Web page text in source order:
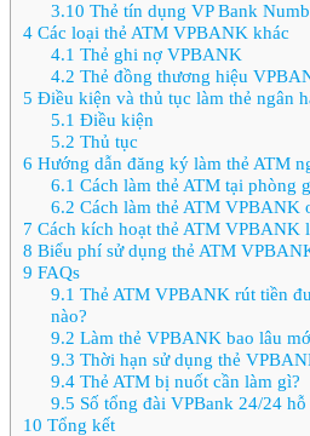
3.10 Thẻ tín dụng VP Bank
4 Các loại thẻ ATM VPBANK khác
4.1 Thẻ ghi nợ VPBANK
4.2 Thẻ đồng thương hiệu
5 Điều kiện và thủ tục làm thẻ ngân
5.1 Điều kiện
5.2 Thủ tục
6 Hướng dẫn đăng ký làm thẻ ATM
6.1 Cách làm thẻ ATM tại phòng
6.2 Cách làm thẻ ATM VPBANK
7 Cách kích hoạt thẻ ATM VPBANK
8 Biểu phí sử dụng thẻ ATM
9 FAQs
9.1 Thẻ ATM VPBANK rút tiền
nào?
9.2 Làm thẻ VPBANK bao lâu
9.3 Thời hạn sử dụng thẻ
9.4Thẻ ATM bị nuốt cần làm gì?
9.5 Số tổng đài VPBank 24/24
10 Tổng kết